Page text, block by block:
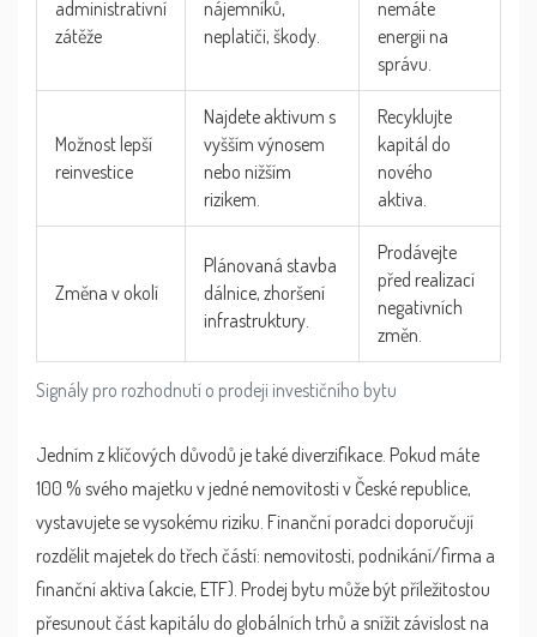
Signály pro rozhodnutí o prodeji investičního bytu
administrativní
zátěže
nájemníků,
neplatiči, škody.
nemáte
energii na
správu.
Možnost lepší
reinvestice
Najdete aktivum s
vyšším výnosem
nebo nižším
rizikem.
Recyklujte
kapitál do
nového
aktiva.
Změna v okolí
Plánovaná stavba
dálnice, zhoršení
infrastruktury.
Prodávejte
před realizací
negativních
změn.
Jedním z klíčových důvodů je také diverzifikace. Pokud máte
100 % svého majetku v jedné nemovitosti v České republice,
vystavujete se vysokému riziku. Finanční poradci doporučují
rozdělit majetek do třech částí: nemovitosti, podnikání/firma a
finanční aktiva (akcie, ETF). Prodej bytu může být příležitostou
přesunout část kapitálu do globálních trhů a snížit závislost na